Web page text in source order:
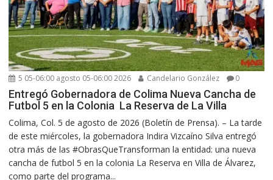
5 05-06:00 agosto 05-06:00 2026 Candelario González 0
Entregó Gobernadora de Colima Nueva Cancha de
Futbol 5 en la Colonia La Reserva de La Villa
Colima, Col. 5 de agosto de 2026 (Boletín de Prensa). – La tarde
de este miércoles, la gobernadora Indira Vizcaíno Silva entregó
otra más de las #ObrasQueTransforman la entidad: una nueva
cancha de futbol 5 en la colonia La Reserva en Villa de Álvarez,
como parte del programa...